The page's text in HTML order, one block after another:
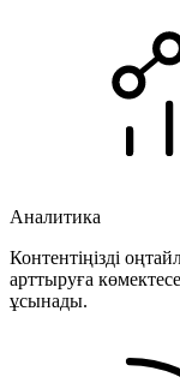
Аналитика
Контентіңізді
арттыруға
ұсынады.